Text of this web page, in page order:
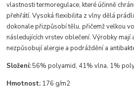
vlastnosti termoregulace, které účinně
přehřátí. Vysoká flexibilita z vlny dělá
dokonale přizpůsobí tělu, přičemž velkou
následujících vrstev oblečení. Výrobky
nezpůsobují alergie a podráždění a
Složení:56% polyamid, 41% vlna, 1%
Hmotnost: 176 g/m2